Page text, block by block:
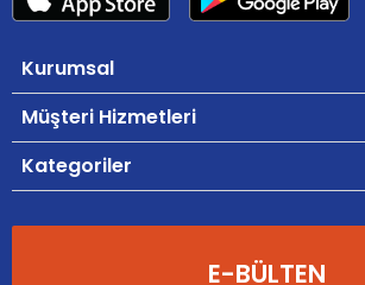
Kurumsal
Müşteri Hizmetleri
Kategoriler
E-BÜLTEN